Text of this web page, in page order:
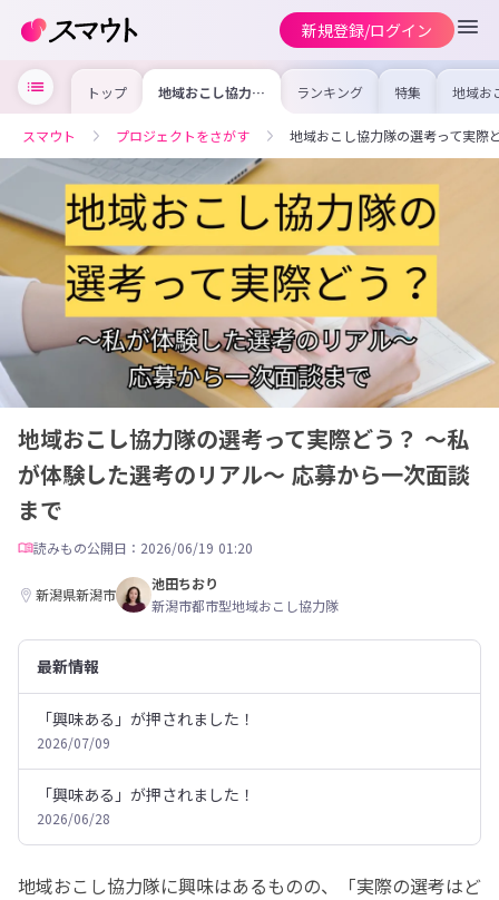
新規登録/ログイン
トップ 地域おこし協力隊
の選考って実際ど
した選考のリアル
～ 応募から一次
面談まで
ランキング 特集 地域お
の求
を集め
事内容
を比較
合った
スマウト プロジェクトをさがす 地域おこし協力隊の選考って実際
地域おこし協力隊の選考って実際どう？ ～私
が体験した選考のリアル～ 応募から一次面談
まで
読みもの公開日：2026/06/19 01:20
新潟県新潟市
池田ちおり
新潟市都市型地域おこし協力隊
最新情報
「興味ある」が押されました！
2026/07/09
「興味ある」が押されました！
2026/06/28
地域おこし協力隊に興味はあるものの、「実際の選考はど